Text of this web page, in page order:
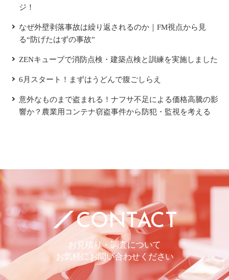
ジ！
なぜ外壁剥落事故は繰り返されるのか｜FM視点から見
る“防げたはずの事故”
ZENキューブで消防点検・建築点検と訓練を実施しました
6月スタート！まずはうどんで腹ごしらえ
意外なものまで盗まれる！ナフサ不足による価格高騰の影
響か？農業用コンテナ窃盗事件から防犯・監視を考える
CONTACT
お見積り・調査について
お気軽にお問い合わせください